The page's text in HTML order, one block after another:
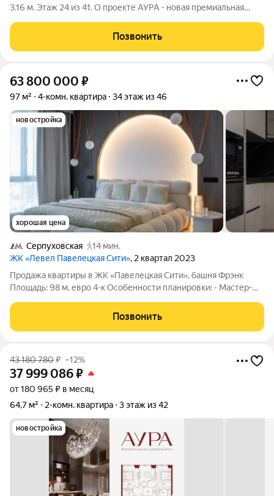
3.16 м. Этаж 24 из 41. О проекте АУРА - новая премиальная
состоит из 42-этажной Бронзовой башни и 41-этажной
Серебряной. Рядом
Позвонить
63 800 000 ₽
97 м² 4-комн. квартира 34 этаж из 46
новостройка
хорошая цена
Серпуховская
14 мин.
ЖК «Левел Павелецкая Сити», 2 квартал 2023
Продажа квартиры в ЖК «Павелецкая Сити», башня Фрэнк
Площадь: 98 м, евро 4-к Особенности планировки: - Мастер-
- Кухня-гостиная - 2 санузла - Отдельная прачечная
Преимущества: - Дизайнерский
Позвонить
43 180 780₽ –12%
37 999 086₽
от 180 965 ₽ в месяц
64,7 м²
2-комн. квартира 3 этаж из 42
новостройка